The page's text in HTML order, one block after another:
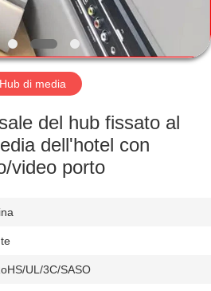
Hub di media
del hub fissato al
dell'hotel con
video porto
UL/3C/SASO